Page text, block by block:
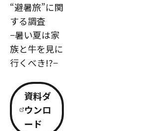
“避暑旅”に関
する調査
−暑い夏は家
族と牛を見に
行くべき!?−
資料ダ
ウンロ
ード